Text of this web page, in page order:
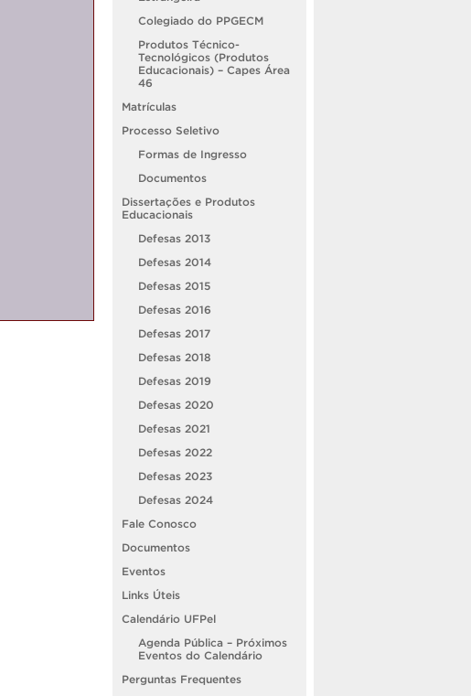
Colegiado do PPGECM
Produtos Técnico-
Tecnológicos (Produtos
Educacionais) – Capes Área
46
Matrículas
Processo Seletivo
Formas de Ingresso
Documentos
Dissertações e Produtos
Educacionais
Defesas 2013
Defesas 2014
Defesas 2015
Defesas 2016
Defesas 2017
Defesas 2018
Defesas 2019
Defesas 2020
Defesas 2021
Defesas 2022
Defesas 2023
Defesas 2024
Fale Conosco
Documentos
Eventos
Links Úteis
Calendário UFPel
Agenda Pública – Próximos
Eventos do Calendário
Perguntas Frequentes